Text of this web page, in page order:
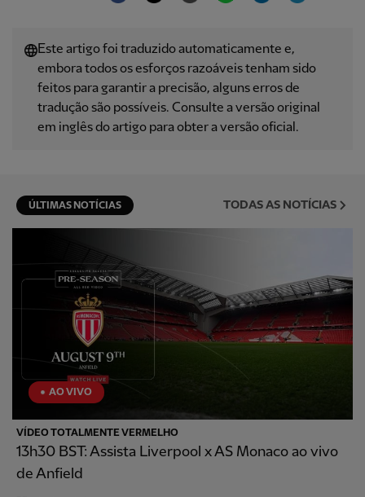
Este artigo foi traduzido automaticamente e,
embora todos os esforços razoáveis ​​tenham sido
feitos para garantir a precisão, alguns erros de
tradução são possíveis. Consulte a versão original
em inglês do artigo para obter a versão oficial.
ÚLTIMAS NOTÍCIAS TODAS AS NOTÍCIAS
AO VIVO
VÍDEO TOTALMENTE VERMELHO
13h30 BST: Assista Liverpool x AS Monaco ao vivo
de Anfield